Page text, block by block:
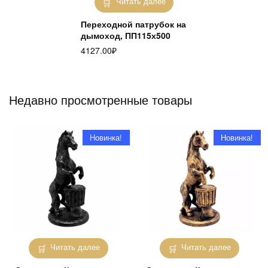
Переходной патрубок на
дымоход, ПП115х500
4127.00₽
Недавно просмотренные товары
Читать далее
Новинка!
Читать далее
Новинка!